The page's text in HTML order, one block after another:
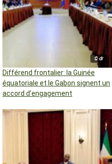
© dr
Différend frontalier: la Guinée
équatoriale et le Gabon signent un
accord d’engagement